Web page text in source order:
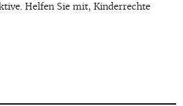
Helfen Sie mit, Kinderrechte